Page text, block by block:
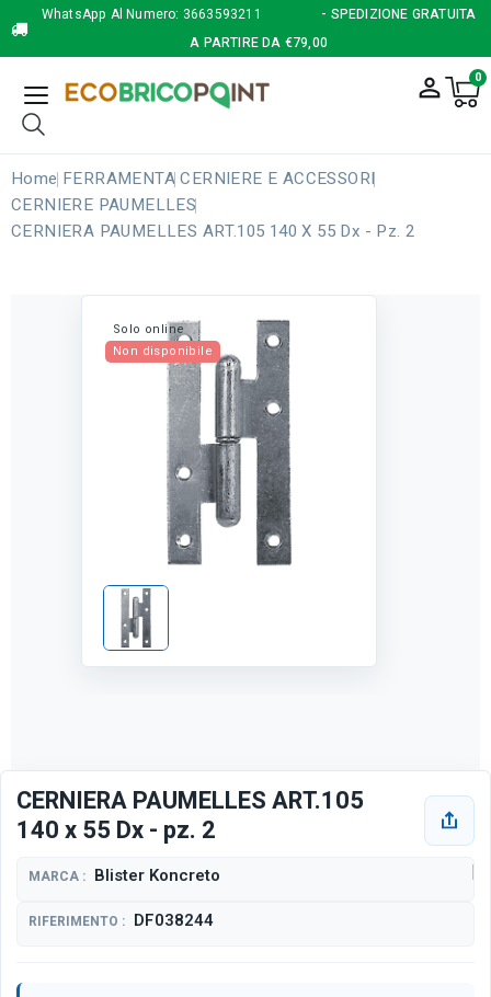
WhatsApp Al Numero: 3663593211
- SPEDIZIONE GRATUITA
A PARTIRE DA €79,00
person_outline 0
Home FERRAMENTA CERNIERE E ACCESSORI
CERNIERE PAUMELLES
CERNIERA PAUMELLES ART.105 140 X 55 Dx - Pz. 2
Solo online
Non disponibile
CERNIERA PAUMELLES ART.105
140 x 55 Dx - pz. 2
MARCA : Blister Koncreto
RIFERIMENTO : DF038244